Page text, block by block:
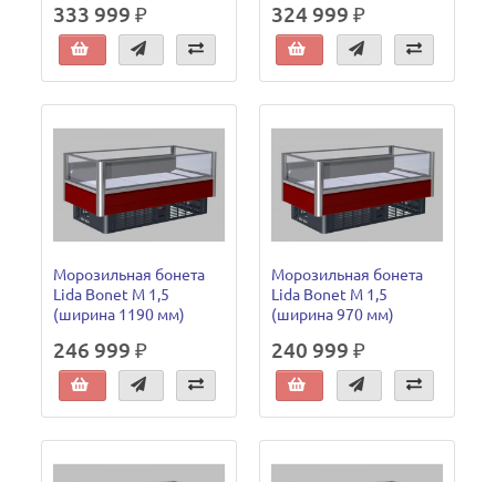
333 999 ₽ 324 999 ₽
Морозильная бонета
Lida Bonet М 1,5
(ширина 1190 мм)
246 999 ₽
Морозильная бонета
Lida Bonet М 1,5
(ширина 970 мм)
240 999 ₽